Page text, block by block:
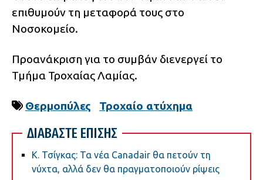
επιθυμούν τη μεταφορά τους στο
Νοσοκομείο.
Προανάκριση για το συμβάν διενεργεί το
Τμήμα Τροχαίας Λαμίας.
Θερμοπύλες Τροχαίο ατύχημα
ΔΙΑΒΑΣΤΕ ΕΠΙΣΗΣ
Κ. Τσίγκας: Τα νέα Canadair θα πετούν τη
νύχτα, αλλά δεν θα πραγματοποιούν ρίψεις